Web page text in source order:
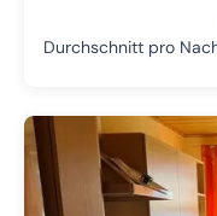
Durchschnitt pro